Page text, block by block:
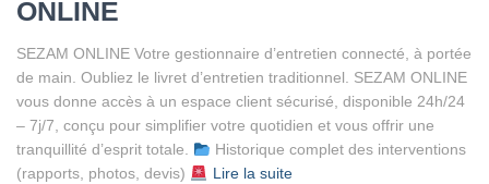
ONLINE
SEZAM ONLINE Votre gestionnaire d’entretien connecté, à portée
de main. Oubliez le livret d’entretien traditionnel. SEZAM ONLINE
vous donne accès à un espace client sécurisé, disponible 24h/24
– 7j/7, conçu pour simplifier votre quotidien et vous offrir une
tranquillité d’esprit totale.
Historique complet des interventions
(rapports, photos, devis)
Lire la suite